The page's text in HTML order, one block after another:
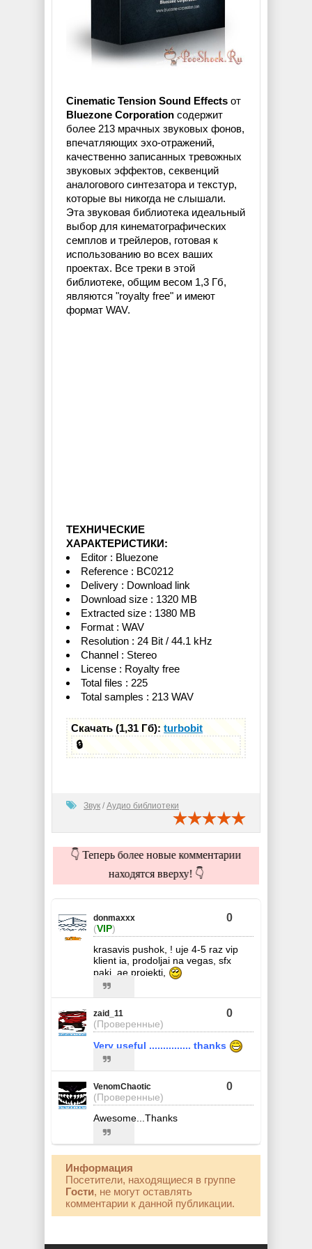
Cinematic Tension Sound Effects от
Bluezone Corporation содержит
более 213 мрачных звуковых фонов,
впечатляющих эхо-отражений,
качественно записанных тревожных
звуковых эффектов, секвенций
аналогового синтезатора и текстур,
которые вы никогда не слышали.
Эта звуковая библиотека идеальный
выбор для кинематографических
семплов и трейлеров, готовая к
использованию во всех ваших
проектах. Все треки в этой
библиотеке, общим весом 1,3 Гб,
являются "royalty free" и имеют
формат WAV.
ТЕХНИЧЕСКИЕ
ХАРАКТЕРИСТИКИ:
Editor : Bluezone
Reference : BC0212
Delivery : Download link
Download size : 1320 MB
Extracted size : 1380 MB
Format : WAV
Resolution : 24 Bit / 44.1 kHz
Channel : Stereo
License : Royalty free
Total files : 225
Total samples : 213 WAV
Скачать (1,31 Гб):turbobit
🔒
Звук / Аудио библиотеки
👇 Теперь более новые комментарии
находятся вверху! 👇
donmaxxx
(VIP)
0
krasavis pushok, ! uje 4-5 raz vip
klient ia, prodoljai na vegas, sfx
paki, ae proiekti,
zaid_11
(Проверенные)
0
Very useful ............... thanks
VenomChaotic
(Проверенные)
0
Awesome...Thanks
Информация
Посетители, находящиеся в группе
Гости, не могут оставлять
комментарии к данной публикации.